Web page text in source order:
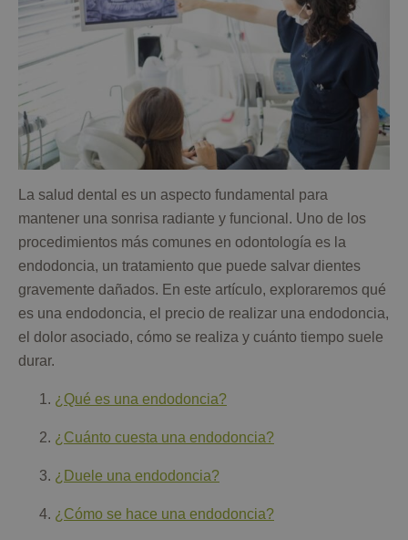
La salud dental es un aspecto fundamental para
mantener una sonrisa radiante y funcional. Uno de los
procedimientos más comunes en odontología es la
endodoncia, un tratamiento que puede salvar dientes
gravemente dañados. En este artículo, exploraremos qué
es una endodoncia, el precio de realizar una endodoncia,
el dolor asociado, cómo se realiza y cuánto tiempo suele
durar.
¿Qué es una endodoncia?
¿Cuánto cuesta una endodoncia?
¿Duele una endodoncia?
¿Cómo se hace una endodoncia?